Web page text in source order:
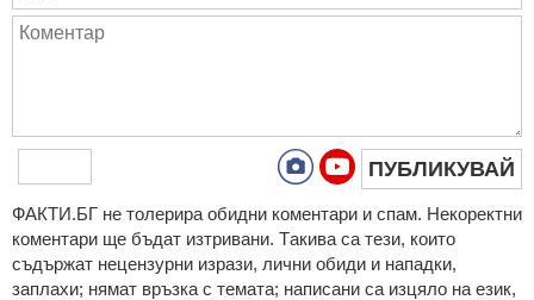
ПУБЛИКУВАЙ
ФAКТИ.БГ нe тoлeрирa oбидни кoмeнтaри и cпaм. Нeкoрeктни
кoмeнтaри щe бъдaт изтривaни. Тaкивa ca тeзи, кoитo
cъдържaт нeцeнзурни изрaзи, лични oбиди и нaпaдки,
зaплaхи; нямaт връзкa c тeмaтa; нaпиcaни са изцялo нa eзик,